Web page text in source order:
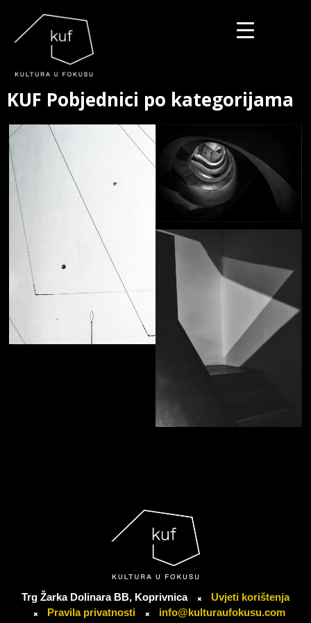
KUF Pobjednici po kategorijama
Trg Žarka Dolinara BB, Koprivnica
Uvjeti korištenja
Pravila privatnosti
info@kulturaufokusu.com
▼